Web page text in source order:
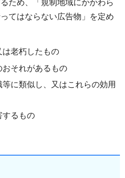
ため、「規制地域にかかわら
てはならない広告物」を定め
は老朽したもの
おそれがあるもの
等に類似し、又はこれらの効用
するもの